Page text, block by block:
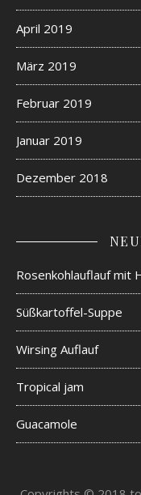
April 2019
März 2019
Februar 2019
Januar 2019
Dezember 2018
Rosenkohlauflauf mit
Süßkartoffel-Suppe
Wirsing Auflauf
Tropical jam
Guacamole